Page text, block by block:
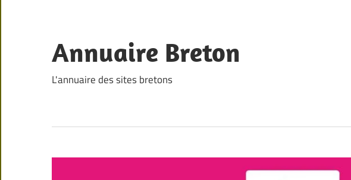
content
Annuaire Breton
L'annuaire des sites bretons